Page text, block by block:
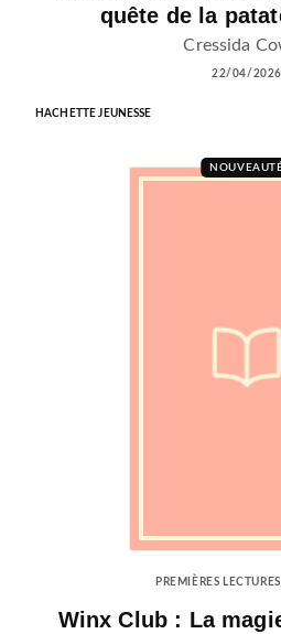
quête de la
Cressida
22/04/2026
HACHETTE JEUNESSE
PREMIÈRES
Winx Club : La